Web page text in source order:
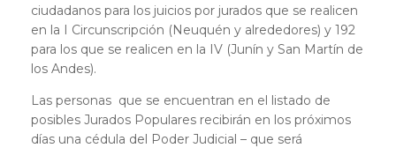
ciudadanos para los juicios por jurados que se realicen
en la I Circunscripción (Neuquén y alrededores) y 192
para los que se realicen en la IV (Junín y San Martín de
los Andes).
Las personas que se encuentran en el listado de
posibles Jurados Populares recibirán en los próximos
días una cédula del Poder Judicial – que será